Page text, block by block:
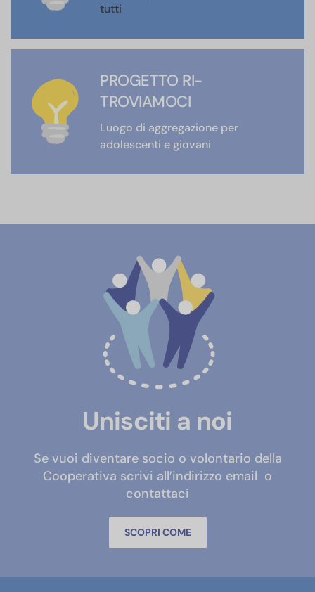
tutti
PROGETTO RI-
TROVIAMOCI
Luogo di aggregazione per
adolescenti e giovani
Unisciti a noi
Se vuoi diventare socio o volontario della
Cooperativa scrivi all’indirizzo email o
contattaci
SCOPRI COME